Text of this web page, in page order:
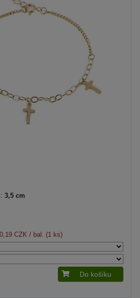
3,5 cm
CZK / bal. (1 ks)
Do košíku